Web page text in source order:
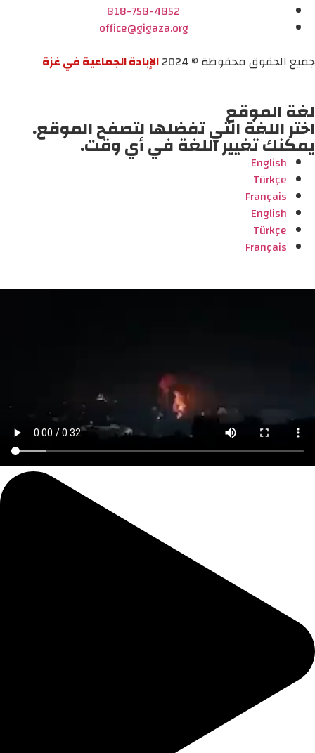
818-758-4852
office@gigaza.org
جميع الحقوق محفوظة © 2024
الإبادة الجماعية في غزة
لغة الموقع
اختر اللغة التي تفضلها لتصفح الموقع.
يمكنك تغيير اللغة في أي وقت.
English
Türkçe
Français
English
Türkçe
Français